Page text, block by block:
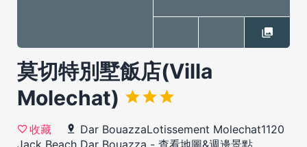
莫切特別墅飯店(Villa
Molechat)
收藏
Dar BouazzaLotissement Molechat1120
Jack Beach Dar Bouazza - 查看地圖&週邊景點